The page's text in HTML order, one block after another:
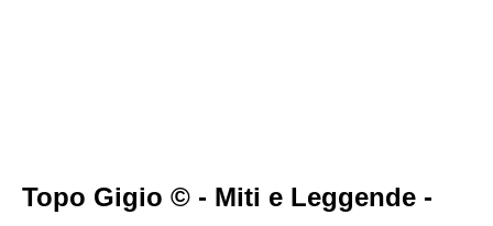
Topo Gigio © - Miti e Leggende -